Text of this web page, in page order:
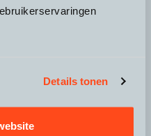
Details tonen